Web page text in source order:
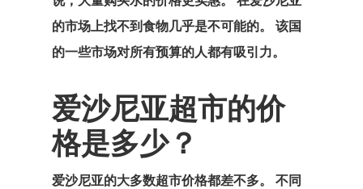
的市场上找不到食物几乎是不可能的。 该国
的一些市场对所有预算的人都有吸引力。
爱沙尼亚超市的价
格是多少？
爱沙尼亚的大多数超市价格都差不多。 不同